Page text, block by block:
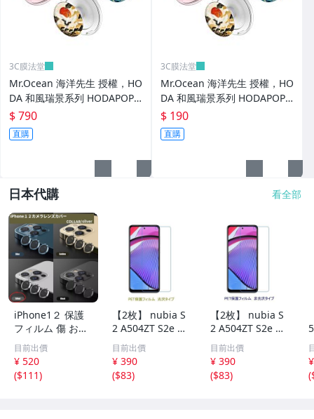
3C膜法堂
Mr.Ocean 海洋先生 授權，HO
DA 和風瑞景系列 HODAPOP
磁吸氣囊支架
$ 790
直購
3C膜法堂
Mr.Ocean 海洋先生 授權，HO
DA 和風瑞景系列 HODAPOP
磁吸氣囊支架 - 上蓋（不含支
架）
$ 190
直購
日本代購 看全部
iPhone1２ 保護
フィルム 傷 おす
すめ ギフト 最安
銀 カメラレンズ
目前出價
¥ 520
($111)
【2枚】 nubia S
2 A504ZT S2e A5
07ZT S2R 5G Mo
to G Power 5G
【PET素材】 液晶
保護フィルム 高
目前出價
¥ 390
($83)
【2枚】 nubia S
2 A504ZT S2e A5
07ZT S2R 5G Mo
to G Power 5G
【PET素材】 液晶
保護フィルム 非
目前出價
¥ 390
($83)
(